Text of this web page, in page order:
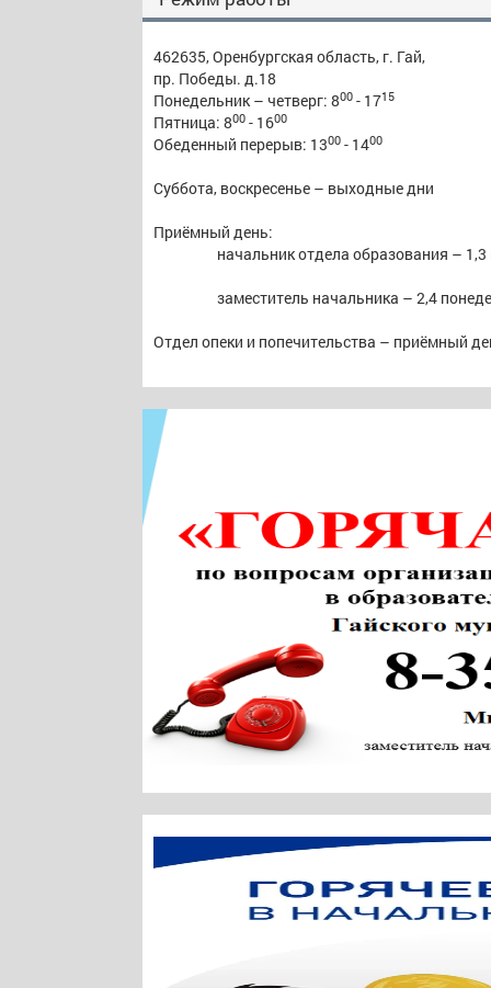
462635, Оренбургская область, г. Гай,
пр. Победы. д.18
Понедельник – четверг: 800 - 1715
Пятница: 800 - 1600
Обеденный перерыв: 1300 - 1400
Суббота, воскресенье – выходные дни
Приёмный день:
начальник отдела образования –
заместитель начальника – 2,4
Отдел опеки и попечительства – приёмный